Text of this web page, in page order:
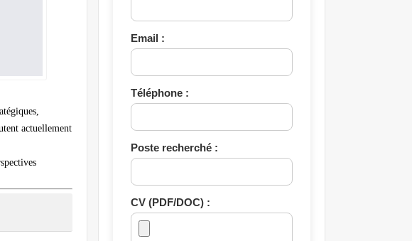
actuellement
Email :
Téléphone :
Poste recherché :
CV (PDF/DOC) :